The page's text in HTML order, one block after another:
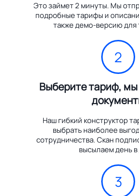
Это займет 2 минуты. Мы
подробные тарифы и
также демо-версию для
2
Выберите тариф,
Наш гибкий конструктор
выбрать наиболее
сотрудничества. Скан
высылаем день в
3